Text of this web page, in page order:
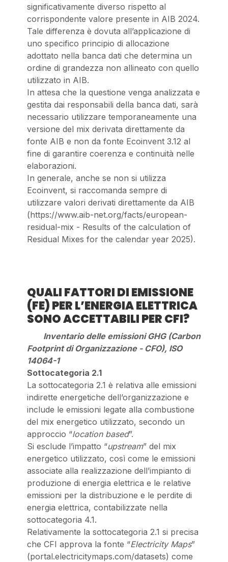
significativamente diverso rispetto al
corrispondente valore presente in AIB 2024.
Tale differenza è dovuta all’applicazione di
uno specifico principio di allocazione
adottato nella banca dati che determina un
ordine di grandezza non allineato con quello
utilizzato in AIB.
In attesa che la questione venga analizzata e
gestita dai responsabili della banca dati, sarà
necessario utilizzare temporaneamente una
versione del mix derivata direttamente da
fonte AIB e non da fonte Ecoinvent 3.12 al
fine di garantire coerenza e continuità nelle
elaborazioni.
In generale, anche se non si utilizza
Ecoinvent, si raccomanda sempre di
utilizzare valori derivati direttamente da AIB
(https://www.aib-net.org/facts/european-
residual-mix - Results of the calculation of
Residual Mixes for the calendar year 2025).
QUALI FATTORI DI EMISSIONE
(FE) PER L’ENERGIA ELETTRICA
SONO ACCETTABILI PER CFI?
Inventario delle emissioni GHG (Carbon
Footprint di Organizzazione - CFO), ISO
14064-1
Sottocategoria 2.1
La sottocategoria 2.1 è relativa alle emissioni
indirette energetiche dell’organizzazione e
include le emissioni legate alla combustione
del mix energetico utilizzato, secondo un
approccio “location based”.
Si esclude l’impatto “upstream” del mix
energetico utilizzato, così come le emissioni
associate alla realizzazione dell’impianto di
produzione di energia elettrica e le relative
emissioni per la distribuzione e le perdite di
energia elettrica, contabilizzate nella
sottocategoria 4.1.
Relativamente la sottocategoria 2.1 si precisa
che CFI approva la fonte “Electricity Maps”
(portal.electricitymaps.com/datasets) come